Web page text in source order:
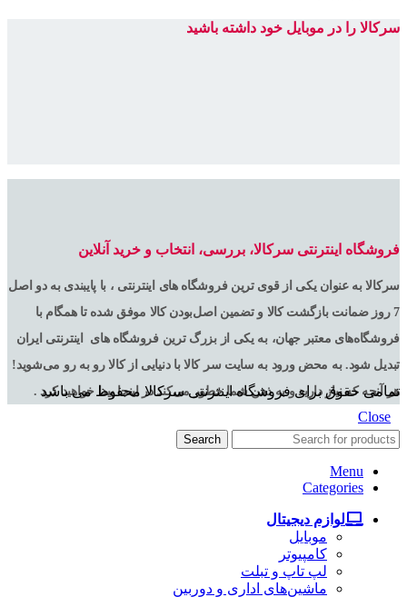
سرکالا را در موبایل خود داشته باشید
فروشگاه اینترنتی سرکالا، بررسی، انتخاب و خرید آنلاین
سرکالا به عنوان یکی از قوی ترین فروشگاه های اینترنتی ، با پایبندی به دو اصل
7 روز ضمانت بازگشت کالا و تضمین اصل‌بودن کالا موفق شده تا همگام با
فروشگاه‌های معتبر جهان، به یکی از بزرگ ترین فروشگاه های اینترنتی ایران
تبدیل شود. به محض ورود به سایت سر کالا با دنیایی از کالا رو به رو می‌شوید!
هر آنچه که نیاز دارید و به ذهن شما خطور می‌کند در اینجا پیدا خواهید کرد .
تمامی حقوق برای فروشگاه اینترنتی سرکالا محفوظ می باشد
Close
Search
Menu
Categories
لوازم دیجیتال
موبایل
کامپیوتر
لپ تاپ و تبلت
ماشین‌های اداری و دوربین